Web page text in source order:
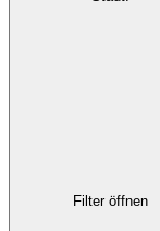
Filter öffnen